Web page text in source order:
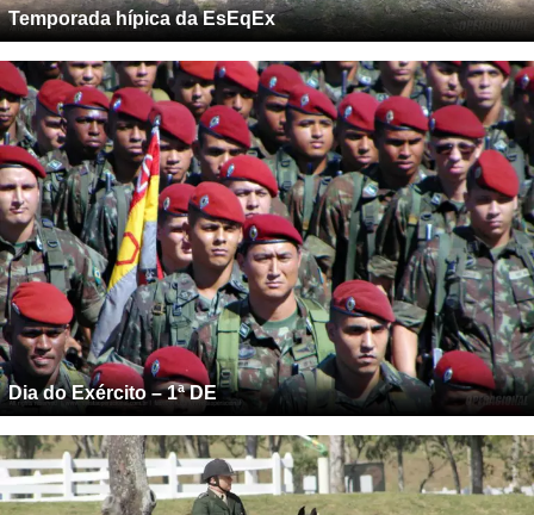
Temporada hípica da EsEqEx
Dia do Exército – 1ª DE